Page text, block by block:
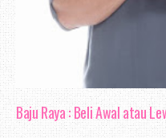
Baju Raya : Beli Awal atau